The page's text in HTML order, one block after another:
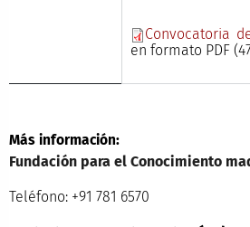
Convocatoria
en formato PDF
Más información:
Fundación para el Conocimiento
Teléfono: +91 781 6570